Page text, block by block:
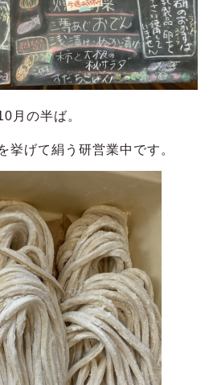
月の半ば。
挙げて絹う研営業中です。